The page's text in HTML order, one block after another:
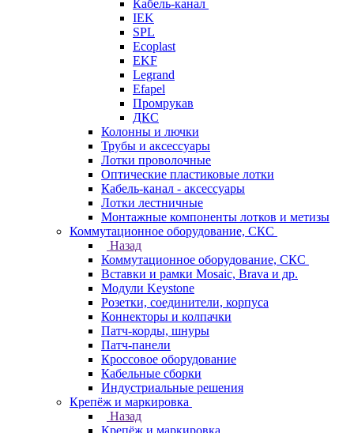
Кабель-канал
IEK
SPL
Ecoplast
EKF
Legrand
Efapel
Промрукав
ДКС
Колонны и лючки
Трубы и аксессуары
Лотки проволочные
Оптические пластиковые лотки
Кабель-канал - аксессуары
Лотки лестничные
Монтажные компоненты лотков и метизы
Коммутационное оборудование, СКС
Назад
Коммутационное оборудование, СКС
Вставки и рамки Mosaic, Brava и др.
Модули Keystone
Розетки, соединители, корпуса
Коннекторы и колпачки
Патч-корды, шнуры
Патч-панели
Кроссовое оборудование
Кабельные сборки
Индустриальные решения
Крепёж и маркировка
Назад
Крепёж и маркировка